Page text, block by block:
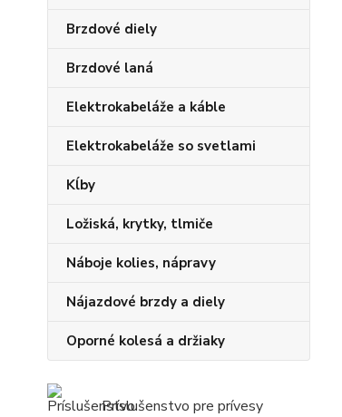
Brzdové diely
Brzdové laná
Elektrokabeláže a káble
Elektrokabeláže so svetlami
Kĺby
Ložiská, krytky, tlmiče
Náboje kolies, nápravy
Nájazdové brzdy a diely
Oporné kolesá a držiaky
Príslušenstvo pre prívesy